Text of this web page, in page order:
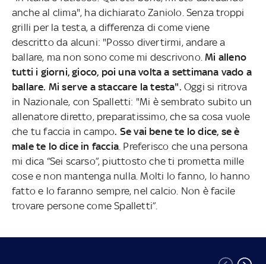
anche al clima", ha dichiarato Zaniolo. Senza troppi
grilli per la testa, a differenza di come viene
descritto da alcuni: "Posso divertirmi, andare a
ballare, ma non sono come mi descrivono.Mi alleno
tutti i giorni, gioco, poi una volta a settimana vado a
ballare. Mi serve a staccare la testa". Oggi si ritrova
in Nazionale, con Spalletti: "Mi è sembrato subito un
allenatore diretto, preparatissimo, che sa cosa vuole
che tu faccia in campo. Se vai bene te lo dice, se è
male te lo dice in faccia . Preferisco che una persona
mi dica “Sei scarso”, piuttosto che ti prometta mille
cose e non mantenga nulla. Molti lo fanno, lo hanno
fatto e lo faranno sempre, nel calcio. Non è facile
trovare persone come Spalletti”.